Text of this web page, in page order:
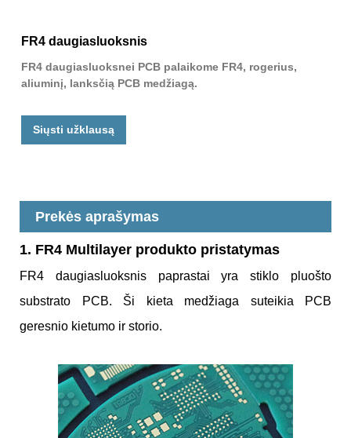
FR4 daugiasluoksnis
FR4 daugiasluoksnei PCB palaikome FR4, rogerius,
aliuminį, lanksčią PCB medžiagą.
Siųsti užklausą
Prekės aprašymas
1. FR4 Multilayer produkto pristatymas
FR4 daugiasluoksnis paprastai yra stiklo pluošto
substrato PCB. Ši kieta medžiaga suteikia PCB
geresnio kietumo ir storio.